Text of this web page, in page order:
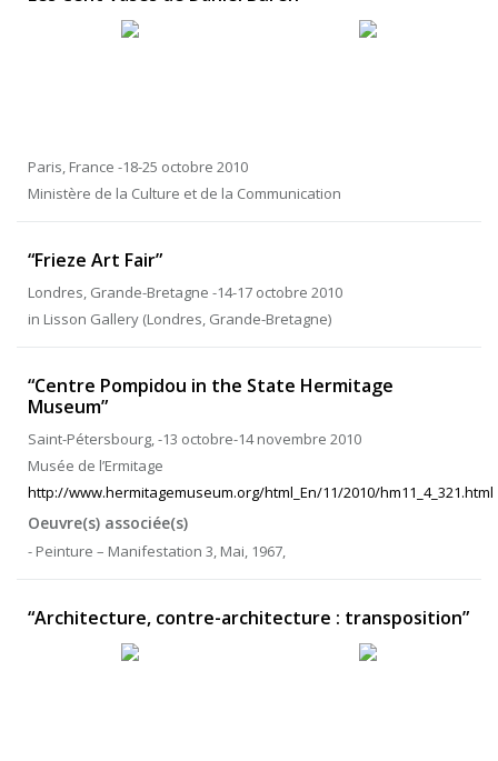
Paris, France -18-25 octobre 2010
Ministère de la Culture et de la Communication
“Frieze Art Fair”
Londres, Grande-Bretagne -14-17 octobre 2010
in Lisson Gallery (Londres, Grande-Bretagne)
“Centre Pompidou in the State Hermitage
Museum”
Saint-Pétersbourg, -13 octobre-14 novembre 2010
Musée de l’Ermitage
http://www.hermitagemuseum.org/html_En/11/2010/hm11_4_321.html
Oeuvre(s) associée(s)
- Peinture – Manifestation 3, Mai, 1967,
“Architecture, contre-architecture : transposition”